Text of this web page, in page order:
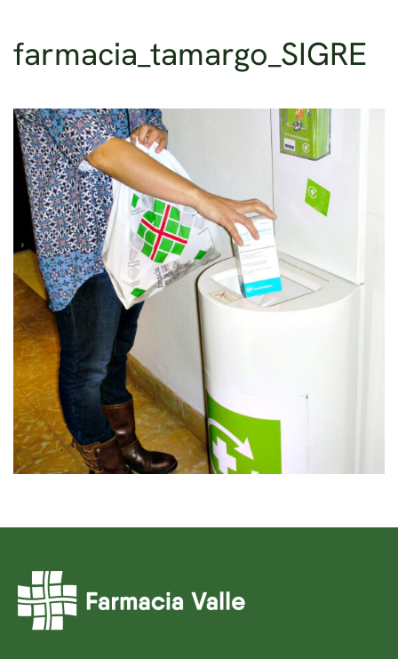
Ir al contenido principal
farmacia_tamargo_SIGRE